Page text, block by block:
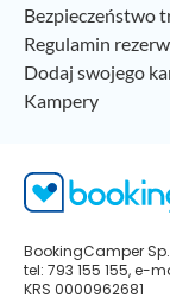
Bezpieczeństwo
Regulamin
Dodaj swojego
Kampery
BookingCamper Sp.
tel: 793 155 155, e-
KRS 0000962681